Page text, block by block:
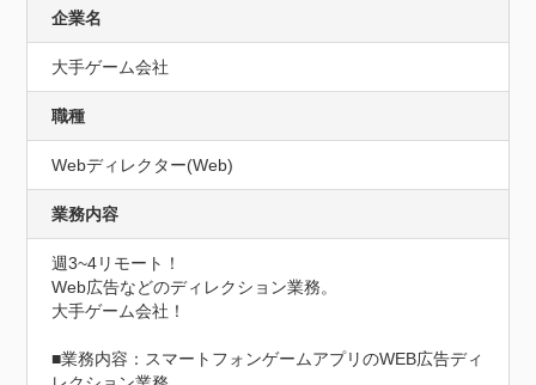
企業名
大手ゲーム会社
職種
Webディレクター(Web)
業務内容
週3~4リモート！
Web広告などのディレクション業務。
大手ゲーム会社！
■業務内容：スマートフォンゲームアプリのWEB広告ディ